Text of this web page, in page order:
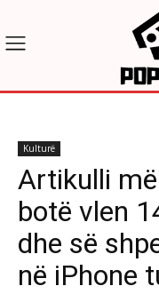
Kulturë
Artikulli
botë vlen
dhe së
në iPhone